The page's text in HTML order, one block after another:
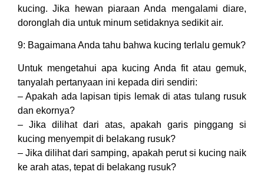
kucing. Jika hewan piaraan Anda mengalami diare,
doronglah dia untuk minum setidaknya sedikit air.
9: Bagaimana Anda tahu bahwa kucing terlalu gemuk?
Untuk mengetahui apa kucing Anda fit atau gemuk,
tanyalah pertanyaan ini kepada diri sendiri:
– Apakah ada lapisan tipis lemak di atas tulang rusuk
dan ekornya?
– Jika dilihat dari atas, apakah garis pinggang si
kucing menyempit di belakang rusuk?
– Jika dilihat dari samping, apakah perut si kucing naik
ke arah atas, tepat di belakang rusuk?